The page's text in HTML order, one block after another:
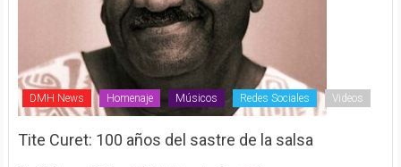
DMH News Homenaje Músicos Redes Sociales Videos
Tite Curet: 100 años del sastre de la salsa